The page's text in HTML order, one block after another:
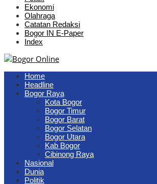
Ekonomi
Olahraga
Catatan Redaksi
Bogor IN E-Paper
Index
Home
Headline
Bogor Raya
Kota Bogor
Bogor Timur
Bogor Barat
Bogor Selatan
Bogor Utara
Kab Bogor
Cibinong Raya
Nasional
Dunia
Politik